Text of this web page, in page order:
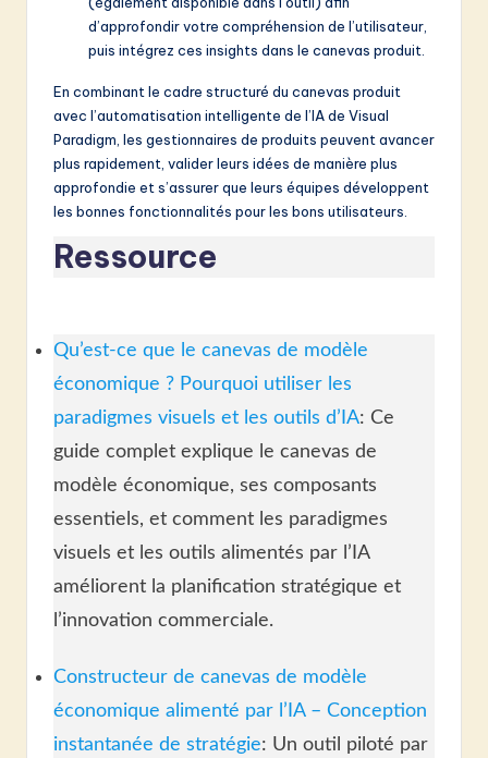
d’approfondir votre compréhension de l’utilisateur,
puis intégrez ces insights dans le canevas produit.
En combinant le cadre structuré du canevas produit
avec l’automatisation intelligente de l’IA de Visual
Paradigm, les gestionnaires de produits peuvent avancer
plus rapidement, valider leurs idées de manière plus
approfondie et s’assurer que leurs équipes développent
les bonnes fonctionnalités pour les bons utilisateurs.
Ressource
Qu’est-ce que le canevas de modèle
économique ? Pourquoi utiliser les
paradigmes visuels et les outils d’IA: Ce
guide complet explique le canevas de
modèle économique, ses composants
essentiels, et comment les paradigmes
visuels et les outils alimentés par l’IA
améliorent la planification stratégique et
l’innovation commerciale.
Constructeur de canevas de modèle
économique alimenté par l’IA – Conception
instantanée de stratégie: Un outil piloté par